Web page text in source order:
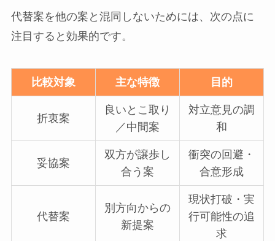
代替案を他の案と混同しないためには、次の点に
注目すると効果的です。
比較対象 主な特徴 目的
折衷案
良いとこ取り
／中間案
対立意見の調
和
妥協案
双方が譲歩し
合う案
衝突の回避・
合意形成
代替案
別方向からの
新提案
現状打破・実
行可能性の追
求